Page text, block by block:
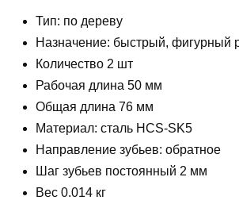
Тип: по дереву
Назначение: быстрый, фигурный
Количество 2 шт
Рабочая длина 50 мм
Общая длина 76 мм
Материал: сталь HCS-SK5
Направление зубьев: обратное
Шаг зубьев постоянный 2 мм
Вес 0.014 кг